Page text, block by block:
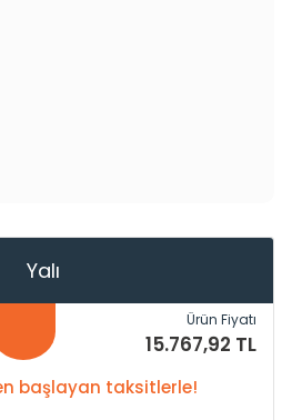
Yalı
Ürün Fiyatı
15.767,92 TL
başlayan taksitlerle!